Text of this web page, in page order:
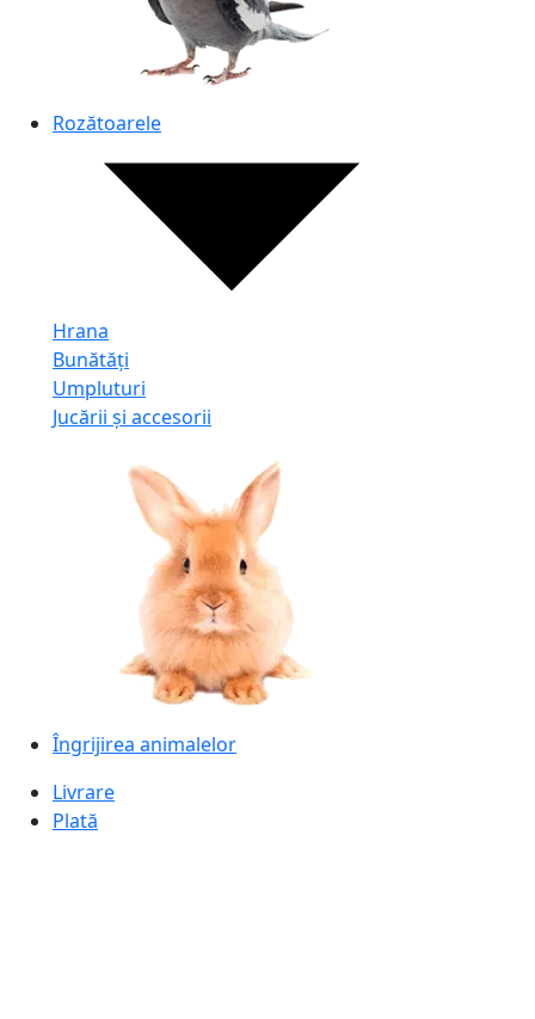
Rozătoarele
Hrana
Bunătăți
Umpluturi
Jucării și accesorii
Îngrijirea animalelor
Livrare
Plată